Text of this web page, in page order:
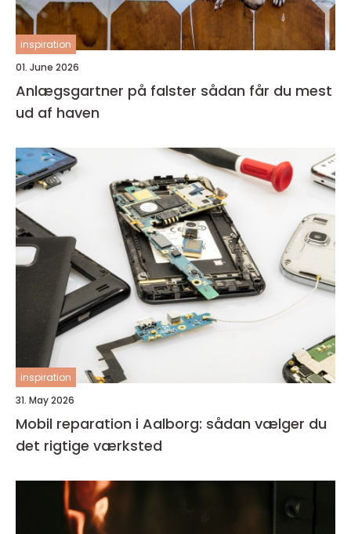
inspiration
01. June 2026
Anlægsgartner på falster sådan får du mest
ud af haven
inspiration
31. May 2026
Mobil reparation i Aalborg: sådan vælger du
det rigtige værksted